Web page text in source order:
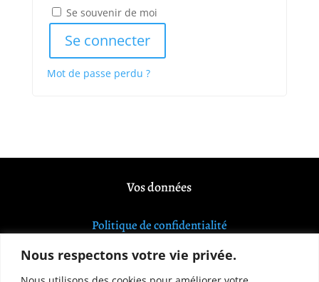
Nous respectons votre vie privée.
Se souvenir de moi
Se connecter
Mot de passe perdu ?
Vos données
Politique de confidentialité
Mentions légales